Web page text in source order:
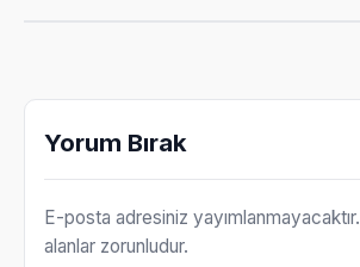
Yorum Bırak
E-posta adresiniz yayımlanmayacaktır.
alanlar zorunludur.